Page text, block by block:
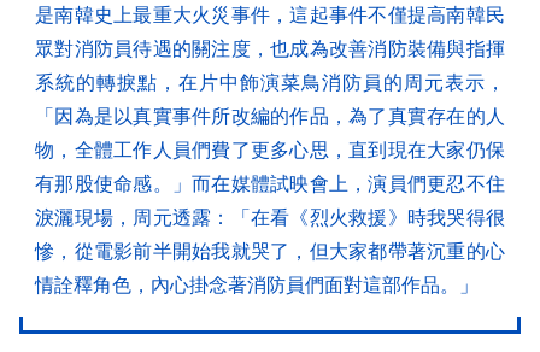
是南韓史上最重大火災事件，這起事件不僅提高南韓民
眾對消防員待遇的關注度，也成為改善消防裝備與指揮
系統的轉捩點，在片中飾演菜鳥消防員的周元表示，
「因為是以真實事件所改編的作品，為了真實存在的人
物，全體工作人員們費了更多心思，直到現在大家仍保
有那股使命感。」而在媒體試映會上，演員們更忍不住
淚灑現場，周元透露：「在看《烈火救援》時我哭得很
慘，從電影前半開始我就哭了，但大家都帶著沉重的心
情詮釋角色，內心掛念著消防員們面對這部作品。」